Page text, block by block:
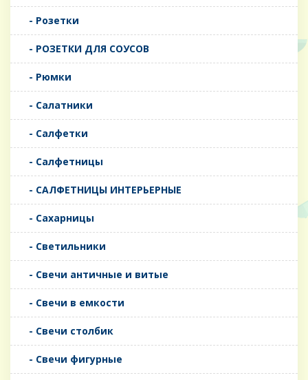
- Розетки
- РОЗЕТКИ ДЛЯ СОУСОВ
- Рюмки
- Салатники
- Салфетки
- Салфетницы
- САЛФЕТНИЦЫ ИНТЕРЬЕРНЫЕ
- Сахарницы
- Светильники
- Свечи античные и витые
- Свечи в емкости
- Свечи столбик
- Свечи фигурные